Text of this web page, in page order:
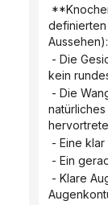
kein
- Eine
- Ein